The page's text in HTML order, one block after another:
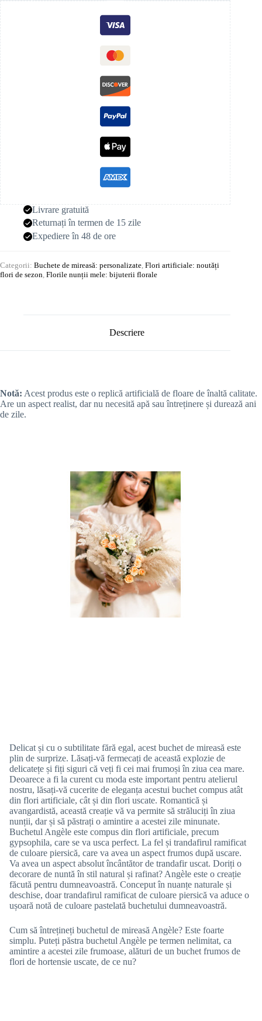
Livrare gratuită
Returnați în termen de 15 zile
Expediere în 48 de ore
Categorii: Buchete de mireasă: personalizate, Flori artificiale: noutăți
flori de sezon, Florile nunții mele: bijuterii florale
Descriere
Notă: Acest produs este o replică artificială de floare de înaltă calitate.
Are un aspect realist, dar nu necesită apă sau întreținere și durează ani
de zile.
Delicat și cu o subtilitate fără egal, acest buchet de mireasă este
plin de surprize. Lăsați-vă fermecați de această explozie de
delicatețe și fiți siguri că veți fi cei mai frumoși în ziua cea mare.
Deoarece a fi la curent cu moda este important pentru atelierul
nostru, lăsați-vă cucerite de eleganța acestui buchet compus atât
din flori artificiale, cât și din flori uscate. Romantică și
avangardistă, această creație vă va permite să străluciți în ziua
nunții, dar și să păstrați o amintire a acestei zile minunate.
Buchetul Angèle este compus din flori artificiale, precum
gypsophila, care se va usca perfect. La fel și trandafirul ramificat
de culoare piersică, care va avea un aspect frumos după uscare.
Va avea un aspect absolut încântător de trandafir uscat. Doriți o
decorare de nuntă în stil natural și rafinat? Angèle este o creație
făcută pentru dumneavoastră. Conceput în nuanțe naturale și
deschise, doar trandafirul ramificat de culoare piersică va aduce o
ușoară notă de culoare pastelată buchetului dumneavoastră.
Cum să întrețineți buchetul de mireasă Angèle? Este foarte
simplu. Puteți păstra buchetul Angèle pe termen nelimitat, ca
amintire a acestei zile frumoase, alături de un buchet frumos de
flori de hortensie uscate, de ce nu?